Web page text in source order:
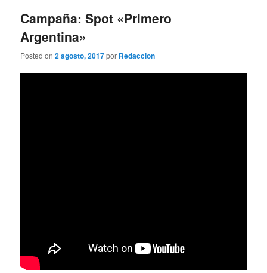
Campaña: Spot «Primero
Argentina»
Posted on2 agosto, 2017por Redaccion